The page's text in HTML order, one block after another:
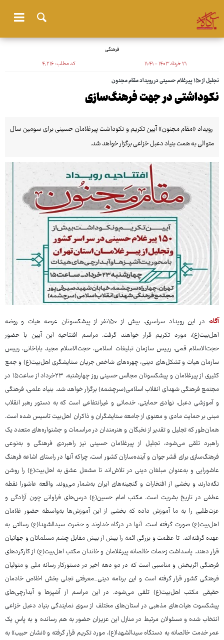
فرهنگی
۲۱ خرداد ۱۴۰۳ - ۱۱:۴۱ کد مطلب:۴٬۲۱۶
تجلیل از ۱۵۰ پیرغلام حسینی در رویداد مقام مجنون
نکوداشتی در جهت فرهنگ‌سازی
رویداد «مقام مجنون» آیین تکریم و نکوداشت پیرغلامان حسینی برای سومین سال
متوالی به همت بنیاد دعبل خزاعی برگزار خواهد شد.
آگاه
: در این رویداد سراسری، بیش از ۱۵۰نفر از پیشکسوتان عرصه‌ هیات و روضه‌
اهل‌بیت(ع)، مورد تکریم قرار خواهند گرفت. مراسم افتتاحیه این آیین با حضور
حجت‌الاسلام قمی، رییس سازمان تبلیغات اسلامی، حجت‌الاسلام مجید باباخانی، رییس
سازمان هیات و تشکل‌های دینی، چهره‌های شاخص جریان ستایشگری اهل‌بیت(ع) و جمع
کثیری از پیرغلامان و پیشکسوتان مجالس حسینی روز چهارشنبه، ۲۳خرداد از ساعت۱۵ در
مجتمع فرهنگی شهدای انقلاب اسلامی(سرچشمه) برگزار خواهد شد. بنیاد علمی، فرهنگی
و آموزشی دعبل، نهادی حمایتی، خدماتی و غیرانتفاعی است که به دستور رهبر انقلاب
مبنی بر حمایت مادی و معنوی از جامعه ستایشگران و ذاکران اهل‌بیت تاسیس ‌شده است.
همان‌طور که تجلیل و تقدیر از نخبگان و هنرمندان در مراسمات و جشنواره‌های متعدد یک
راهبرد تلقی می‌شود، تجلیل از پیرغلامان حسینی نیز راهبردی فرهنگی و به‌نوعی
فرهنگ‌سازی برای قشر جوان و آینده‌سازان کشور است، چراکه آنها در راستای اشاعه فرهنگ
عاشورایی و به‌عنوان مبلغان دینی در تلاش‌اند تا مشعل عشق به اهل‌بیت(ع) را روشن
نگه‌دارند و بخشی از افتخارات و گنجینه‌های ایران به‌شمار می‌روند. واقعه عاشورا نقطه
عطفی در تاریخ بشریت است. مکتب امام حسین(ع) درس‌های فراوانی چون‌ آزادگی و
عزت‌طلبی را به ما آموزش داده که بخشی از این آموزش‌ها به‌واسطه حضور غلامان
اهل‌بیت(ع) صورت گرفته است. آنها در درگاه خداوند و حضرت سیدالشهدا(ع) رسالتی به
عهده گرفته‌اند. تا عظمت و بزرگی ائمه را بیش از بیش مقابل چشم مسلمانان و جهانیان
قرار دهند. پاسداشت زحمات خالصانه پیرغلامان و خاندان مکتب اهل‌بیت(ع) از کارکردهای
فرهنگی اثربخش و مناسبی است که در دو دهه اخیر در دستورکار رسانه ملی و متولیان
فرهنگی کشور قرار گرفته است و این برنامه دینی_معرفتی تجلی بخش اخلاص خادمان
حقیقی مکتب اهل‌بیت(ع) تلقی می‌شود. در این مراسم از آشپزها و آبدارچی‌های
پیشکسوت هیات‌های مذهبی در استان‌های مختلف از سوی نمایندگی بنیاد دعبل خزاعی
انتخاب شده و مسئولان مرتبط در منازل این عزیزان حضور به هم رسانده و به پاسِ یک
عمر خدمت خالصانه به دستگاه سیدالشهدا(ع)، مورد تکریم قرار گرفته و «نشان حبیب» به